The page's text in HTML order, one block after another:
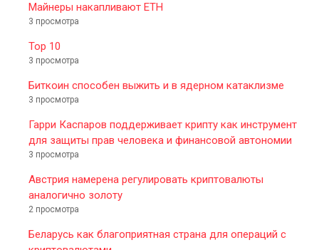
Майнеры накапливают ETH
3 просмотра
Top 10
3 просмотра
Биткоин способен выжить и в ядерном катаклизме
3 просмотра
Гарри Каспаров поддерживает крипту как инструмент
для защиты прав человека и финансовой автономии
3 просмотра
Австрия намерена регулировать криптовалюты
аналогично золоту
2 просмотра
Беларусь как благоприятная страна для операций с